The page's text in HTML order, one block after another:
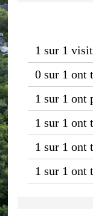
1 sur 1
0 sur 1 ont
1 sur 1 ont
1 sur 1 ont
1 sur 1 ont
1 sur 1 ont